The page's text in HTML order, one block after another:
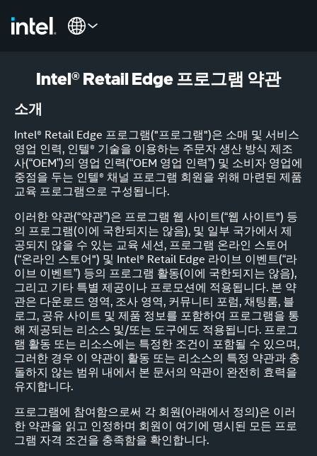
Intel® Retail Edge 프로그램 약관
소개
Intel® Retail Edge 프로그램("프로그램")은 소매 및 서비스
영업 인력, 인텔® 기술을 이용하는 주문자 생산 방식 제조
사(“OEM”)의 영업 인력(“OEM 영업 인력”) 및 소비자 영업에
중점을 두는 인텔® 채널 프로그램 회원을 위해 마련된 제품
교육 프로그램으로 구성됩니다.
이러한 약관(“약관”)은 프로그램 웹 사이트(“웹 사이트") 등
의 프로그램(이에 국한되지는 않음), 및 일부 국가에서 제
공되지 않을 수 있는 교육 세션, 프로그램 온라인 스토어
(“온라인 스토어") 및 Intel® Retail Edge 라이브 이벤트(“라
이브 이벤트”) 등의 프로그램 활동(이에 국한되지는 않음),
그리고 기타 특별 제공이나 프로모션에 적용됩니다. 본 약
관은 다운로드 영역, 조사 영역, 커뮤니티 포럼, 채팅룸, 블
로그, 공유 사이트 및 제품 정보를 포함하여 프로그램을 통
해 제공되는 리소스 및/또는 도구에도 적용됩니다. 프로그
램 활동 또는 리소스에는 특정한 조건이 포함될 수 있으며,
그러한 경우 이 약관이 활동 또는 리소스의 특정 약관과 충
돌하지 않는 범위 내에서 본 문서의 약관이 완전히 효력을
유지합니다.
프로그램에 참여함으로써 각 회원(아래에서 정의)은 이러
한 약관을 읽고 인정하며 회원이 여기에 명시된 모든 프로
그램 자격 조건을 충족함을 확인합니다.